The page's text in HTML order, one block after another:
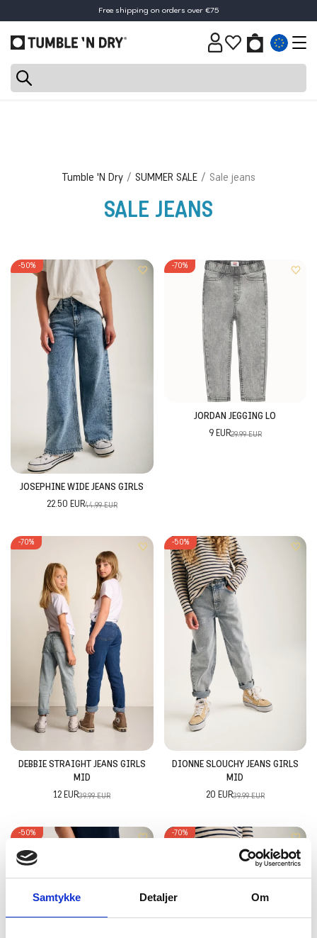
Samtykke Detaljer Om
Free shipping on orders over €75
Tumble 'N Dry SUMMER SALE Sale jeans
SALE JEANS
-50%
JOSEPHINE WIDE JEANS GIRLS
22.50 EUR44.99 EUR
-70%
JORDAN JEGGING LO
9 EUR29.99 EUR
-70%
DEBBIE STRAIGHT JEANS GIRLS
MID
12 EUR39.99 EUR
-50%
DIONNE SLOUCHY JEANS GIRLS
MID
20 EUR39.99 EUR
-50% -70%